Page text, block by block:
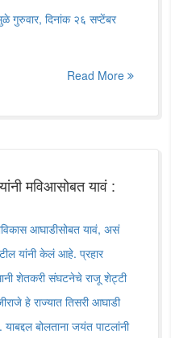
गुरुवार, दिनांक २६ सप्टेंबर
Read More
मविआसोबत यावं :
आघाडीसोबत यावं, असं
यांनी केलं आहे. प्रहार
शेतकरी संघटनेचे राजू शेट्टी
हे राज्यात तिसरी आघाडी
बोलताना जयंत पाटलांनी